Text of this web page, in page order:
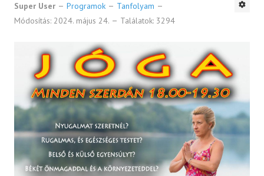
Super User Programok
Tanfolyam
Módosítás: 2024. május 24.
Találatok: 3294